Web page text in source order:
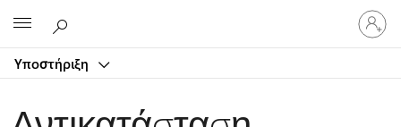
Υποστήριξη
Είσοδος
στον